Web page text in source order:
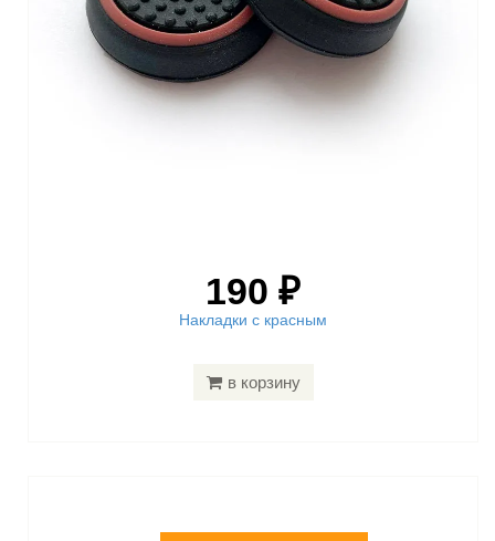
190 ₽
Накладки с красным
в корзину